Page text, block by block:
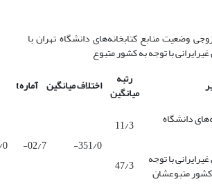
وضعیت منابع کتابخانه‌های دانشگاه تهران با
با توجه به کشور متبوع
رتبه
میانگین اختلاف میانگین آمارهt
دانشگاه
11/3
351/0-
02/7-
با توجه
متبوعشان 47/3